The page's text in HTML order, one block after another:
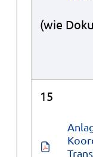
(wie
15